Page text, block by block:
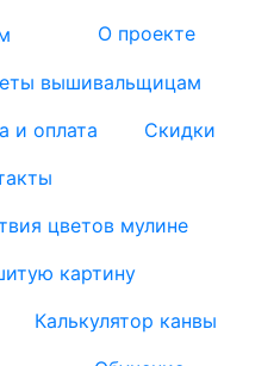
О проекте
вышивальщицам
и оплата
Скидки
цветов мулине
картину
Калькулятор канвы